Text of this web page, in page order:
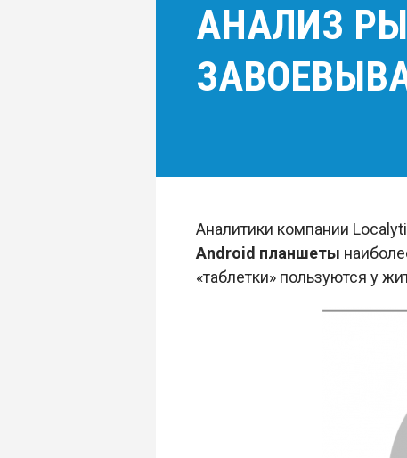
АНАЛИЗ
Аналитики компании
Android планшеты
«таблетки» пользуются у